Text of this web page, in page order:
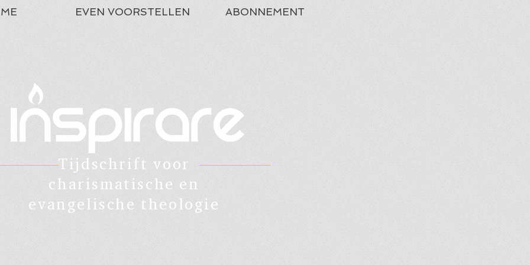
EVEN VOORSTELLEN ABONNEMENT
Tijdschrift voor
charismatische en
evangelische theologie